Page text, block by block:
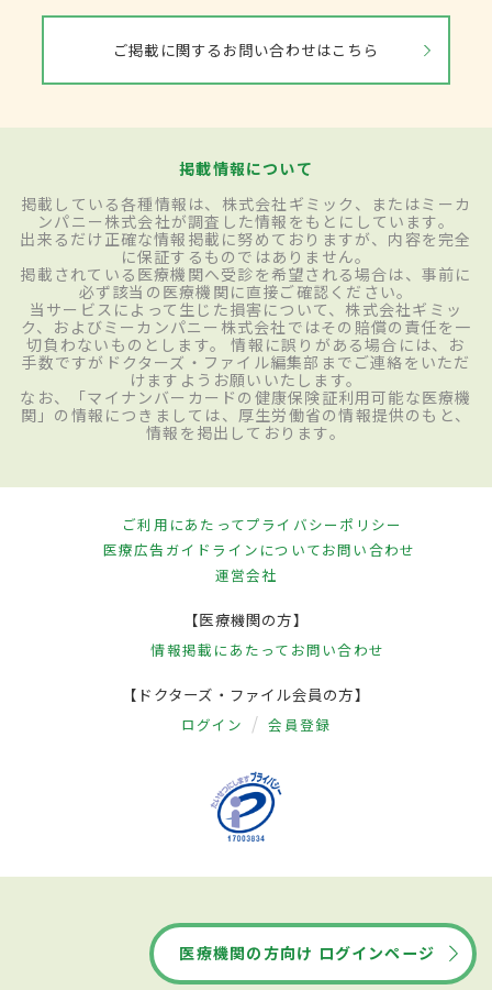
ご掲載に関するお問い合わせはこちら
掲載情報について
掲載している各種情報は、株式会社ギミック、またはミーカ
ンパニー株式会社が調査した情報をもとにしています。
出来るだけ正確な情報掲載に努めておりますが、内容を完全
に保証するものではありません。
掲載されている医療機関へ受診を希望される場合は、事前に
必ず該当の医療機関に直接ご確認ください。
当サービスによって生じた損害について、株式会社ギミッ
ク、およびミーカンパニー株式会社ではその賠償の責任を一
切負わないものとします。 情報に誤りがある場合には、お
手数ですがドクターズ・ファイル編集部までご連絡をいただ
けますようお願いいたします。
なお、「マイナンバーカードの健康保険証利用可能な医療機
関」の情報につきましては、厚生労働省の情報提供のもと、
情報を掲出しております。
ご利用にあたってプライバシーポリシー
医療広告ガイドラインについてお問い合わせ
運営会社
【医療機関の方】
情報掲載にあたって お問い合わせ
【ドクターズ・ファイル会員の方】
ログイン 会員登録
医療機関の方向け ログインページ